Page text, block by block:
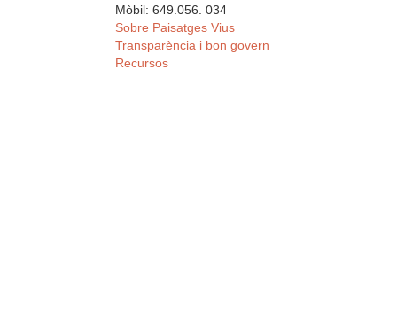
Mòbil: 649.056. 034
Sobre Paisatges Vius
Transparència i bon govern
Recursos